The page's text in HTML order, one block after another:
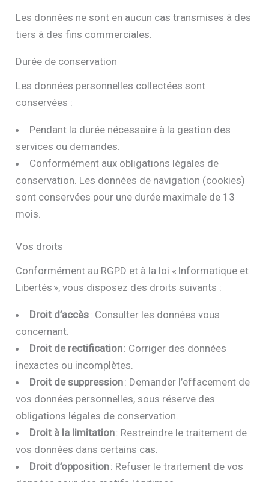
Les données ne sont en aucun cas transmises à des
tiers à des fins commerciales.
Durée de conservation
Les données personnelles collectées sont
conservées :
Pendant la durée nécessaire à la gestion des
services ou demandes.
Conformément aux obligations légales de
conservation. Les données de navigation (cookies)
sont conservées pour une durée maximale de 13
mois.
Vos droits
Conformément au RGPD et à la loi « Informatique et
Libertés », vous disposez des droits suivants :
Droit d’accès: Consulter les données vous
concernant.
Droit de rectification: Corriger des données
inexactes ou incomplètes.
Droit de suppression: Demander l’effacement de
vos données personnelles, sous réserve des
obligations légales de conservation.
Droit à la limitation: Restreindre le traitement de
vos données dans certains cas.
Droit d’opposition: Refuser le traitement de vos